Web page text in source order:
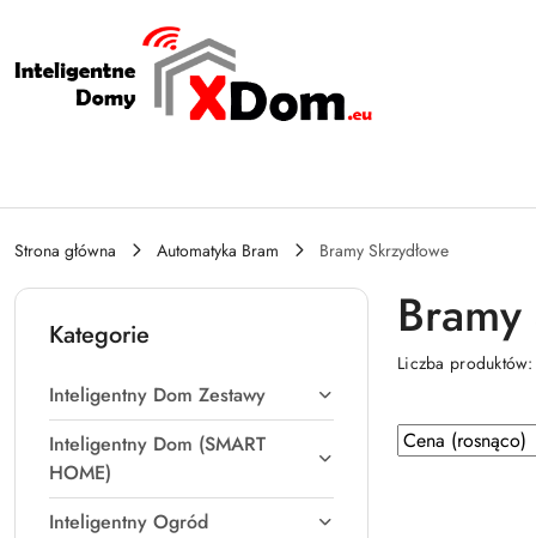
Przejdź do treści głównej
Przejdź do wyszukiwarki
Przejdź do moje konto
Przejdź do menu głównego
Przejdź do stopki
Strona główna Automatyka Bram Bramy Skrzydłowe
Kategorie
Inteligentny Dom Zestawy
Inteligentny Dom (SMART
HOME)
Inteligentny Ogród
Liczba produktów:
Zastosowano
sortowanie:
Sortuj
według